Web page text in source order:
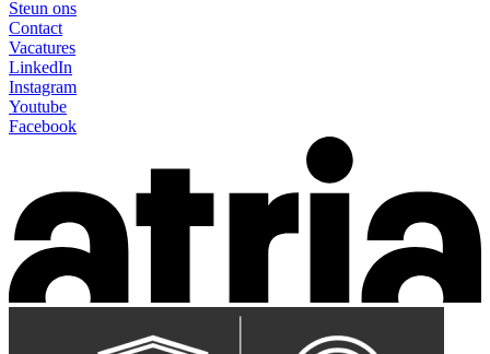
Steun ons
Contact
Vacatures
LinkedIn
Instagram
Youtube
Facebook